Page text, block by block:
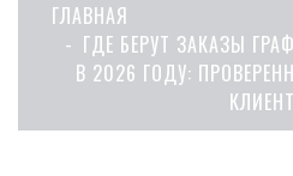
ГЛАВНАЯ
ГДЕ БЕРУТ ЗАКАЗЫ
В 2026 ГОДУ: